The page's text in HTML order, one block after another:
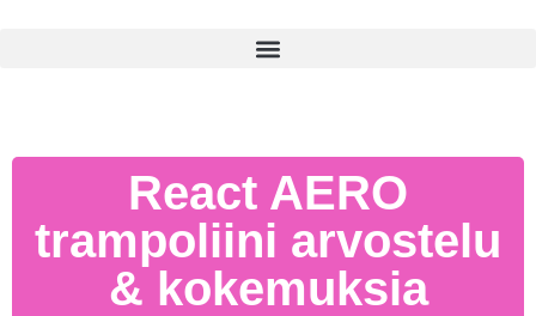
React AERO
trampoliini arvostelu
& kokemuksia